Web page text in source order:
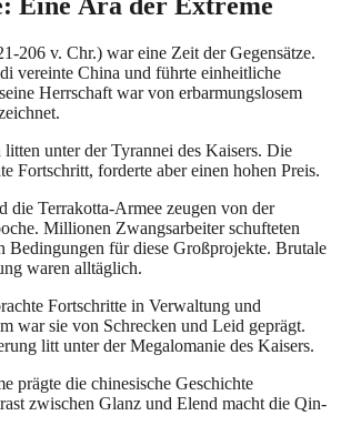
206 v. Chr.) war eine Zeit der Gegensätze.
vereinte China und führte einheitliche
Herrschaft war von erbarmungslosem
unter der Tyrannei des Kaisers. Die
Fortschritt, forderte aber einen hohen Preis.
die Terrakotta-Armee zeugen von der
Millionen Zwangsarbeiter schufteten
Bedingungen für diese Großprojekte. Brutale
waren alltäglich.
Fortschritte in Verwaltung und
war sie von Schrecken und Leid geprägt.
litt unter der Megalomanie des Kaisers.
prägte die chinesische Geschichte
zwischen Glanz und Elend macht die Qin-